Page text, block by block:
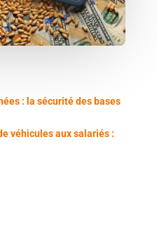
: la sécurité des bases
véhicules aux salariés :